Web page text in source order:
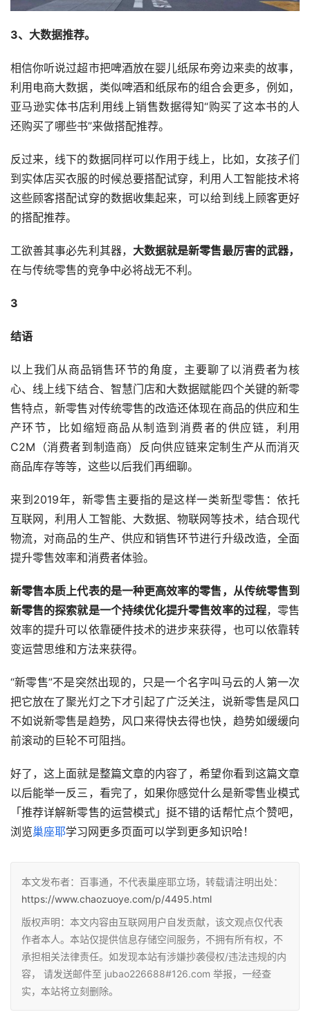
3、大数据推荐。
相信你听说过超市把啤酒放在婴儿纸尿布旁边来卖的故事，
利用电商大数据，类似啤酒和纸尿布的组合会更多，例如，
亚马逊实体书店利用线上销售数据得知“购买了这本书的人
还购买了哪些书”来做搭配推荐。
反过来，线下的数据同样可以作用于线上，比如，女孩子们
到实体店买衣服的时候总要搭配试穿，利用人工智能技术将
这些顾客搭配试穿的数据收集起来，可以给到线上顾客更好
的搭配推荐。
工欲善其事必先利其器， 大数据就是新零售最厉害的武器，
在与传统零售的竞争中必将战无不利。
3
结语
以上我们从商品销售环节的角度，主要聊了以消费者为核
心、线上线下结合、智慧门店和大数据赋能四个关键的新零
售特点，新零售对传统零售的改造还体现在商品的供应和生
产环节，比如缩短商品从制造到消费者的供应链，利用
C2M（消费者到制造商）反向供应链来定制生产从而消灭
商品库存等等，这些以后我们再细聊。
来到2019年，新零售主要指的是这样一类新型零售：依托
互联网，利用人工智能、大数据、物联网等技术，结合现代
物流，对商品的生产、供应和销售环节进行升级改造，全面
提升零售效率和消费者体验。
新零售本质上代表的是一种更高效率的零售，从传统零售到
新零售的探索就是一个持续优化提升零售效率的过程，零售
效率的提升可以依靠硬件技术的进步来获得，也可以依靠转
变运营思维和方法来获得。
“新零售”不是突然出现的，只是一个名字叫马云的人第一次
把它放在了聚光灯之下才引起了广泛关注，说新零售是风口
不如说新零售是趋势，风口来得快去得也快，趋势如缓缓向
前滚动的巨轮不可阻挡。
好了，这上面就是整篇文章的内容了，希望你看到这篇文章
以后能举一反三，看完了，如果你感觉什么是新零售业模式
「推荐详解新零售的运营模式」挺不错的话帮忙点个赞吧，
浏览巢座耶学习网更多页面可以学到更多知识哈！
本文发布者：百事通，不代表巢座耶立场，转载请注明出处：
https://www.chaozuoye.com/p/4495.html
版权声明：本文内容由互联网用户自发贡献，该文观点仅代表
作者本人。本站仅提供信息存储空间服务，不拥有所有权，不
承担相关法律责任。如发现本站有涉嫌抄袭侵权/违法违规的内
容， 请发送邮件至 jubao226688#126.com 举报，一经查
实，本站将立刻删除。